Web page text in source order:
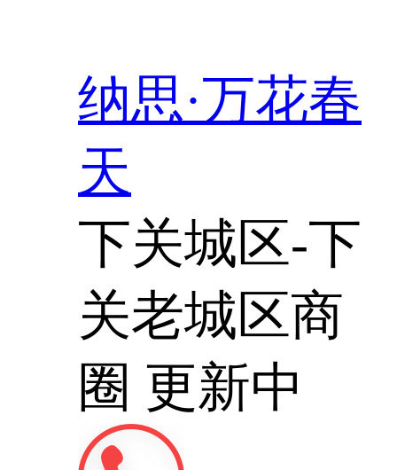
纳思·万花春
天
下关城区-下
关老城区商
圈 更新中